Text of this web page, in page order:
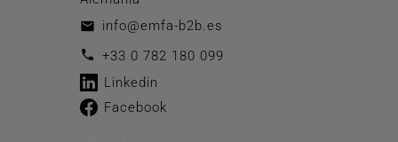
email info@emfa-b2b.es
call +33 0 782 180 099
Linkedin
Facebook